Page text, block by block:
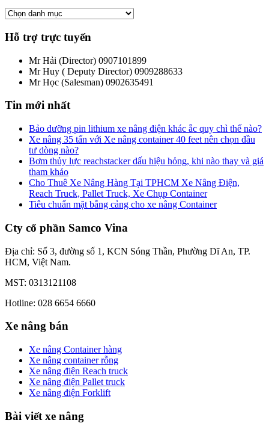
Hỗ trợ trực tuyến
Mr Hải (Director) 0907101899
Mr Huy ( Deputy Director) 0909288633
Mr Học (Salesman) 0902635491
Tin mới nhất
Bảo dưỡng pin lithium xe nâng điện khác ắc quy chì thế nào?
Xe nâng 35 tấn với Xe nâng container 40 feet nên chọn đầu
tư dòng nào?
Bơm thủy lực reachstacker dấu hiệu hỏng, khi nào thay và giá
tham khảo
Cho Thuê Xe Nâng Hàng Tại TPHCM Xe Nâng Điện,
Reach Truck, Pallet Truck, Xe Chụp Container
Tiêu chuẩn mặt bằng cảng cho xe nâng Container
Cty cổ phần Samco Vina
Địa chỉ: Số 3, đường số 1, KCN Sóng Thần, Phường Dĩ An, TP.
HCM, Việt Nam.
MST: 0313121108
Hotline: 028 6654 6660
Xe nâng bán
Xe nâng Container hàng
Xe nâng container rỗng
Xe nâng điện Reach truck
Xe nâng điện Pallet truck
Xe nâng điện Forklift
Bài viết xe nâng